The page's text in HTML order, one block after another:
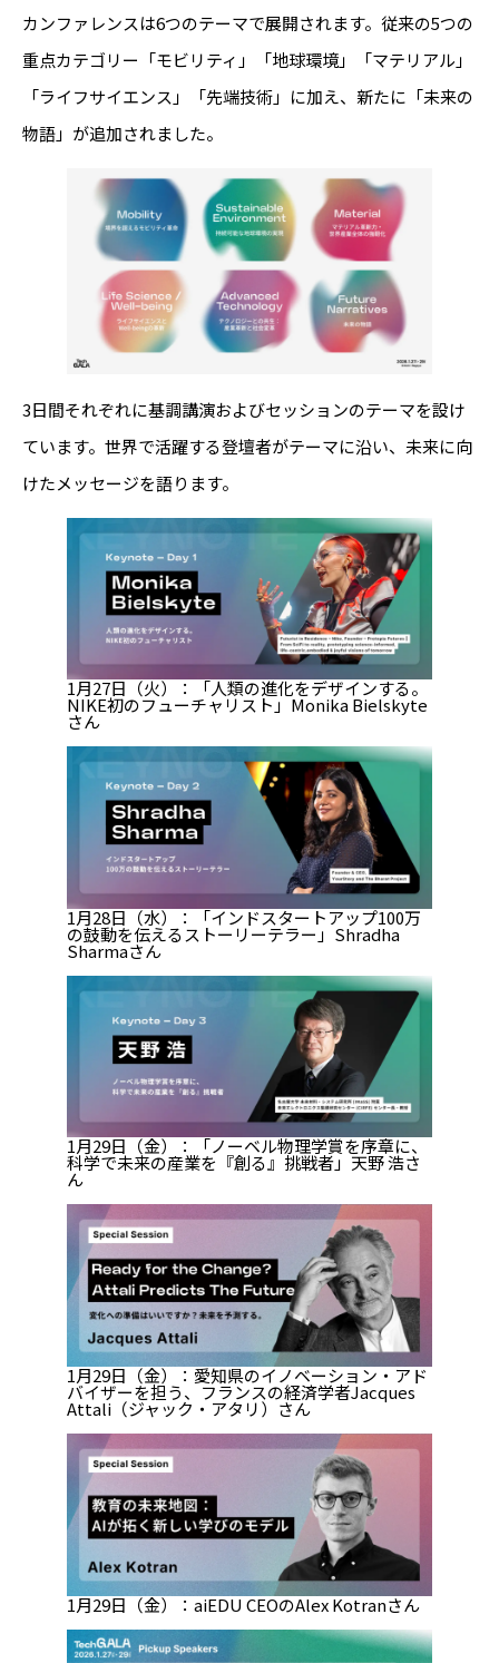
カンファレンスは6つのテーマで展開されます。従来の5つの
重点カテゴリー「モビリティ」「地球環境」「マテリアル」
「ライフサイエンス」「先端技術」に加え、新たに「未来の
物語」が追加されました。
3日間それぞれに基調講演およびセッションのテーマを設け
ています。世界で活躍する登壇者がテーマに沿い、未来に向
けたメッセージを語ります。
1月27日（火）：「人類の進化をデザインする。
NIKE初のフューチャリスト」Monika Bielskyte
さん
1月28日（水）：「インドスタートアップ100万
の鼓動を伝えるストーリーテラー」Shradha
Sharmaさん
1月29日（金）：「ノーベル物理学賞を序章に、
科学で未来の産業を『創る』挑戦者」天野 浩さ
ん
1月29日（金）：愛知県のイノベーション・アド
バイザーを担う、フランスの経済学者Jacques
Attali（ジャック・アタリ）さん
1月29日（金）：aiEDU CEOのAlex Kotranさん